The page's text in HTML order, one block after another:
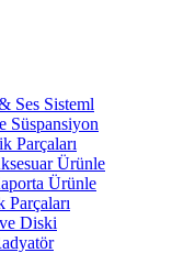
Ses Sisteml
Süspansiyon
Parçaları
Ürünle
Ürünle
Diski